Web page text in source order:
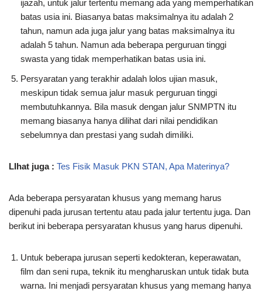
ijazah, untuk jalur tertentu memang ada yang memperhatikan
batas usia ini. Biasanya batas maksimalnya itu adalah 2
tahun, namun ada juga jalur yang batas maksimalnya itu
adalah 5 tahun. Namun ada beberapa perguruan tinggi
swasta yang tidak memperhatikan batas usia ini.
Persyaratan yang terakhir adalah lolos ujian masuk,
meskipun tidak semua jalur masuk perguruan tinggi
membutuhkannya. Bila masuk dengan jalur SNMPTN itu
memang biasanya hanya dilihat dari nilai pendidikan
sebelumnya dan prestasi yang sudah dimiliki.
LIhat juga : Tes Fisik Masuk PKN STAN, Apa Materinya?
Ada beberapa persyaratan khusus yang memang harus
dipenuhi pada jurusan tertentu atau pada jalur tertentu juga. Dan
berikut ini beberapa persyaratan khusus yang harus dipenuhi.
Untuk beberapa jurusan seperti kedokteran, keperawatan,
film dan seni rupa, teknik itu mengharuskan untuk tidak buta
warna. Ini menjadi persyaratan khusus yang memang hanya